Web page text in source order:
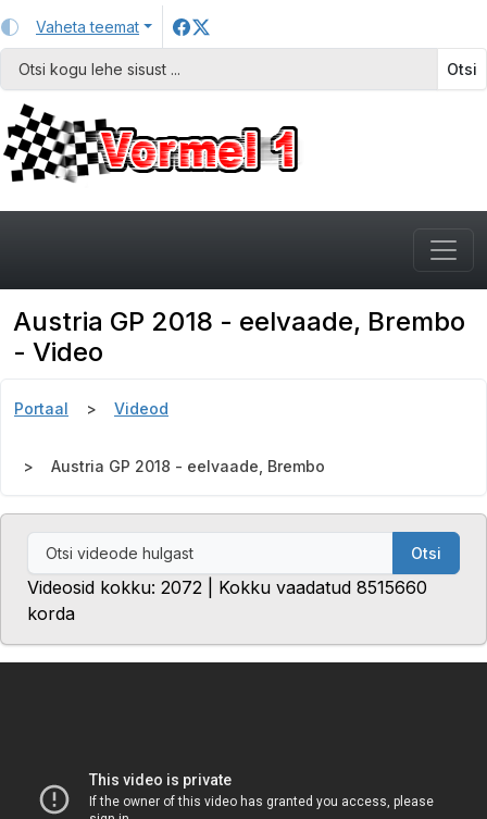
Vaheta teemat
Otsi
Austria GP 2018 - eelvaade, Brembo
- Video
Portaal Videod
Austria GP 2018 - eelvaade, Brembo
Otsi
Videosid kokku: 2072 | Kokku vaadatud 8515660
korda